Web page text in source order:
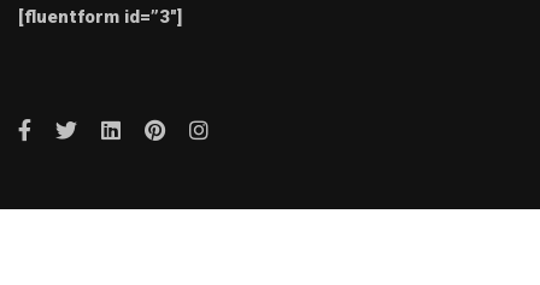
[fluentform id=”3″]